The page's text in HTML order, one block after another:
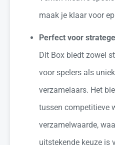
maak je klaar voor
Perfect voor
Dit Box biedt zowel
voor spelers als
verzamelaars. Het
tussen competitieve
verzamelwaarde,
uitstekende keuze is